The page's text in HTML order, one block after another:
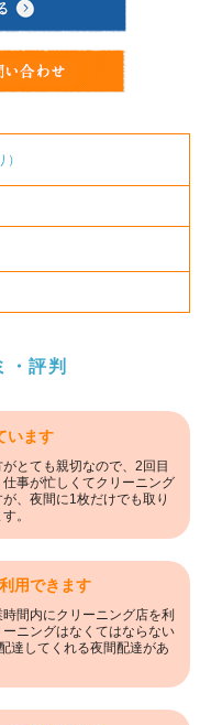
）
・評判
います
とても親切なので、2回目
事が忙しくてクリーニング
、夜間に1枚だけでも取り
。
用できます
間内にクリーニング店を利
ニングはなくてはならない
達してくれる夜間配達があ